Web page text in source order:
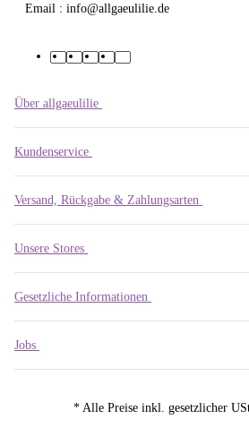
Email : info@allgaeulilie.de
Über allgaeulilie
Kundenservice
Versand, Rückgabe & Zahlungsarten
Unsere Stores
Gesetzliche Informationen
Jobs
* Alle Preise inkl. gesetzlicher